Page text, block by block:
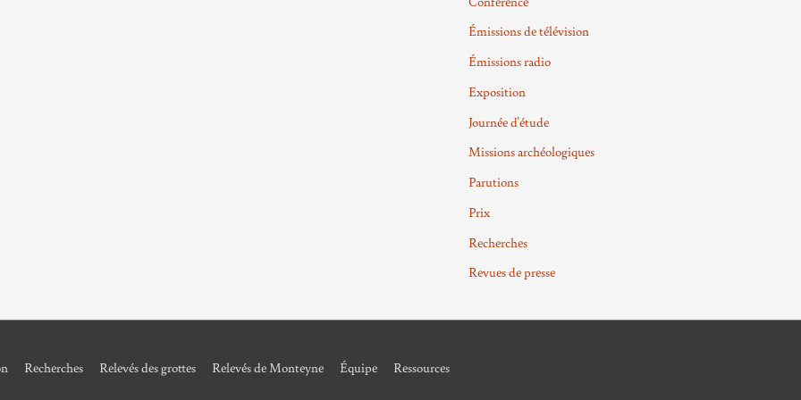
Émissions de télévision
Émissions radio
Exposition
Journée d'étude
Missions archéologiques
Parutions
Prix
Recherches
Revues de presse
Recherches Relevés des grottes Relevés de Monteyne Équipe Ressources